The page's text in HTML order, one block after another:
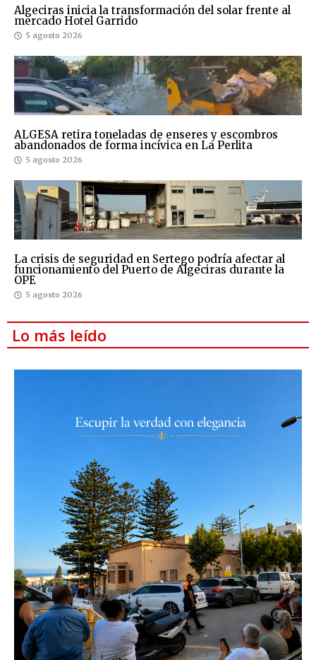
Algeciras inicia la transformación del solar frente al
mercado Hotel Garrido
5 agosto 2026
ALGESA retira toneladas de enseres y escombros
abandonados de forma incívica en La Perlita
5 agosto 2026
La crisis de seguridad en Sertego podría afectar al
funcionamiento del Puerto de Algeciras durante la
OPE
5 agosto 2026
Lo más leído